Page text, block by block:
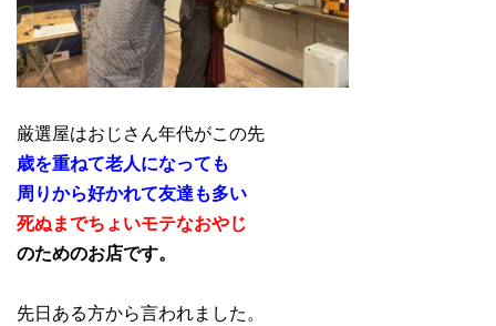
厳選屋はおじさん年代がこの先
歳を重ねて老人になっても
周りから好かれて友達も多い
死ぬまでちょいモテなおやじ
のためのお店です。
先日ある方から言われました。